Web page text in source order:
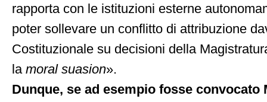
rapporta con le istituzioni esterne
poter sollevare un conflitto di attribuzione
Costituzionale su decisioni della
la moral suasion».
Dunque, se ad esempio fosse convocato